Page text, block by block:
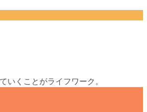
いくことがライフワーク。